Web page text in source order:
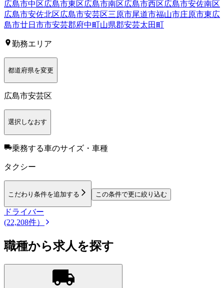
広島市中区広島市東区広島市南区広島市西区広島市安佐南区
広島市安佐北区広島市安芸区三原市尾道市福山市庄原市東広
島市廿日市市安芸郡府中町山県郡安芸太田町
勤務エリア
都道府県を変更
広島市安芸区
選択しなおす
乗務する車のサイズ・車種
タクシー
こだわり条件を追加する この条件で更に絞り込む
ドライバー
(22,208件）
職種から求人を探す